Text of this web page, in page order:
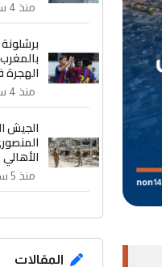
منذ 4 ساعة
منذ 4 ساعة
الجيش
الأهالي
منذ 5 ساعة
المقالات